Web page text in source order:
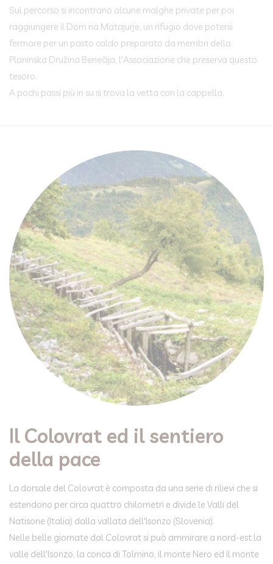
Sul percorso si incontrano alcune malghe private per poi
raggiungere il Dom na Matajurje, un rifugio dove potersi
fermare per un pasto caldo preparato da membri della
Planinska Družina Benečija, l'Associazione che preserva questo
tesoro.
A pochi passi più in su si trova la vetta con la cappella.
Il Colovrat ed il sentiero
della pace
La dorsale del Colovrat è composta da una serie di rilievi che si
estendono per circa quattro chilometri e divide le Valli del
Natisone (Italia) dalla vallata dell'Isonzo (Slovenia).
Nelle belle giornate dal Colovrat si può ammirare a nord-est la
valle dell'Isonzo, la conca di Tolmino, il monte Nero ed il monte